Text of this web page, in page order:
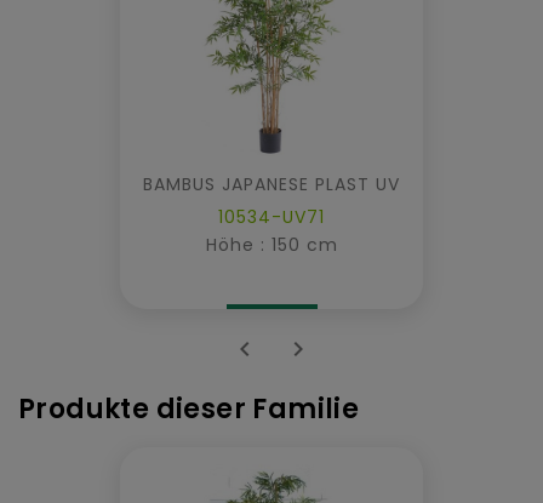
BAMBUS JAPANESE PLAST UV
10534-UV71
Höhe : 150 cm
 
Produkte dieser Familie